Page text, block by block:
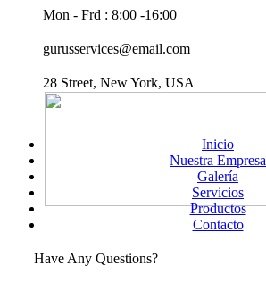
Mon - Frd : 8:00 -16:00
gurusservices@email.com
28 Street, New York, USA
Inicio
Nuestra Empresa
Galería
Servicios
Productos
Contacto
Have Any Questions?